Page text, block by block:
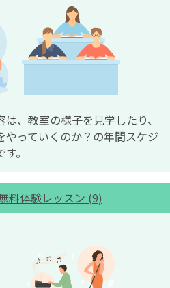
、教室の様子を見学したり、
っていくのか？の年間スケジ
。
料体験レッスン (9)